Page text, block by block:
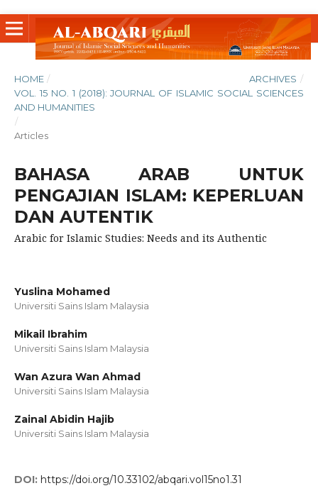
HOME / ARCHIVES /
VOL. 15 NO. 1 (2018): JOURNAL OF ISLAMIC SOCIAL SCIENCES
AND HUMANITIES
/
Articles
BAHASA ARAB UNTUK
PENGAJIAN ISLAM: KEPERLUAN
DAN AUTENTIK
Arabic for Islamic Studies: Needs and its Authentic
Yuslina Mohamed
Universiti Sains Islam Malaysia
Mikail Ibrahim
Universiti Sains Islam Malaysia
Wan Azura Wan Ahmad
Universiti Sains Islam Malaysia
Zainal Abidin Hajib
Universiti Sains Islam Malaysia
DOI: https://doi.org/10.33102/abqari.vol15no1.31